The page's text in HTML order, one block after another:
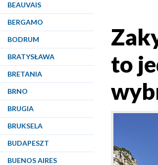
BEAUVAIS
BERGAMO
BODRUM
BRATYSŁAWA
BRETANIA
BRNO
BRUGIA
BRUKSELA
BUDAPESZT
BUENOS AIRES
to